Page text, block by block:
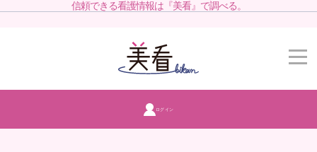
信頼できる看護情報は『美看』で調べる。
ログイン